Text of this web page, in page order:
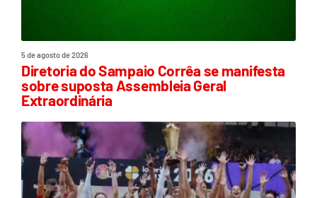
5 de agosto de 2026
Diretoria do Sampaio Corrêa se manifesta
sobre suposta Assembleia Geral
Extraordinária